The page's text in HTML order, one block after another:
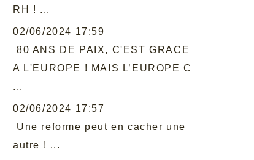
RH ! ...
02/06/2024 17:59
80 ANS DE PAIX, C'EST GRACE
A L'EUROPE ! MAIS L’EUROPE C
...
02/06/2024 17:57
Une reforme peut en cacher une
autre ! ...